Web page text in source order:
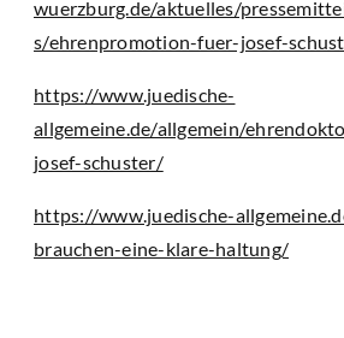
wuerzburg.de/aktuelles/
s/ehrenpromotion-fuer-josef-
https://www.juedische-
allgemeine.de/allgemein/
josef-schuster/
https://www.juedische-
brauchen-eine-klare-haltung/